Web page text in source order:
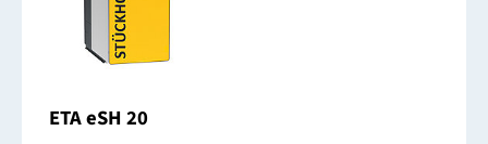
ETA eSH 20